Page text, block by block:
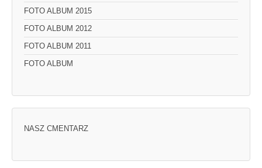
FOTO ALBUM 2015
FOTO ALBUM 2012
FOTO ALBUM 2011
FOTO ALBUM
NASZ CMENTARZ